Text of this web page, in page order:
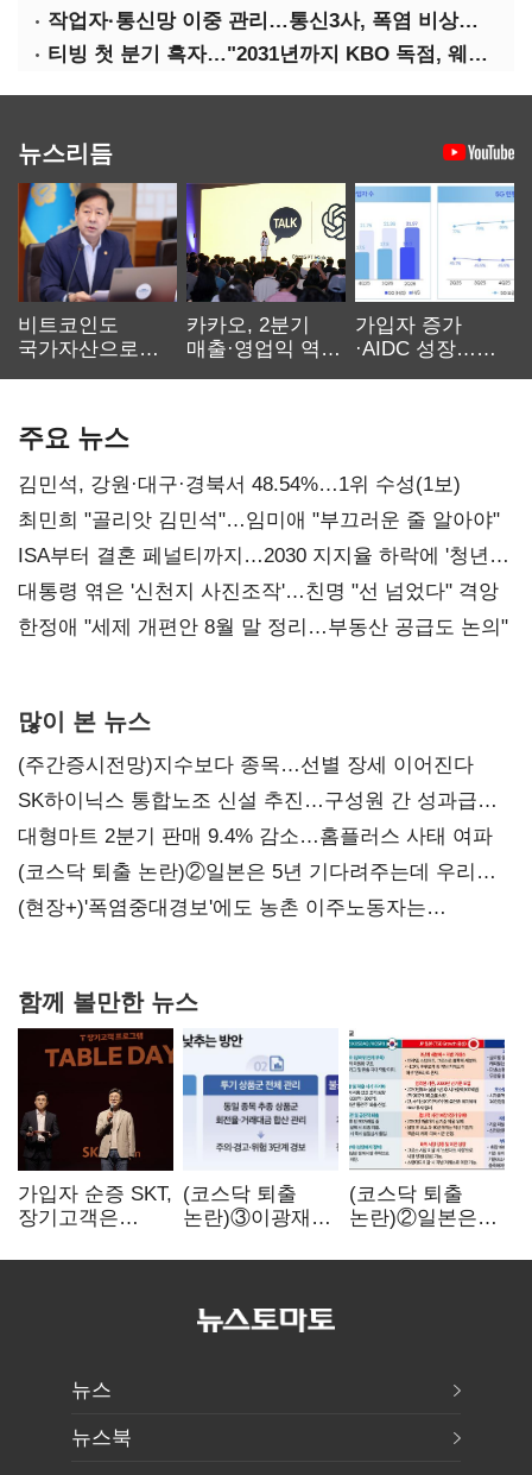
작업자·통신망 이중 관리…통신3사, 폭염 비상대응 돌입
티빙 첫 분기 흑자…"2031년까지 KBO 독점, 웨이브 합병도 속도"
뉴스리듬
비트코인도
국가자산으로…'
카카오, 2분기
매출·영업익 역대
가입자 증가
·AIDC 성장…
주요 뉴스
김민석, 강원·대구·경북서 48.54%…1위 수성(1보)
최민희 "골리앗 김민석"…임미애 "부끄러운 줄 알아야"
ISA부터 결혼 페널티까지…2030 지지율 하락에 '청년
챙기기'
대통령 엮은 '신천지 사진조작'…친명 "선 넘었다" 격앙
한정애 "세제 개편안 8월 말 정리…부동산 공급도 논의"
많이 본 뉴스
(주간증시전망)지수보다 종목…선별 장세 이어진다
SK하이닉스 통합노조 신설 추진…구성원 간 성과급
불만 확산
대형마트 2분기 판매 9.4% 감소…홈플러스 사태 여파
(코스닥 퇴출 논란)②일본은 5년 기다려주는데 우리는
당장 퇴출?…시간만으론 부족한 코스닥 구하기
(현장+)'폭염중대경보'에도 농촌 이주노동자는
함께 볼만한 뉴스
가입자 순증 SKT,
장기고객은
챙긴다
(코스닥 퇴출
논란)③이광재
자동차 없애지는
(코스닥 퇴출
논란)②일본은
기다려주는데
뉴스
뉴스북